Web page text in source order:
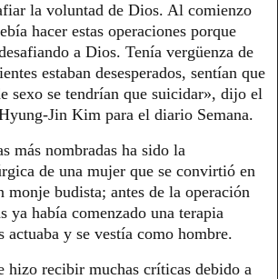
la voluntad de Dios. Al comienzo
hacer estas operaciones porque
a Dios. Tenía vergüenza de
estaban desesperados, sentían que
sexo se tendrían que suicidar», dijo el
Jin Kim para el diario Semana.
más nombradas ha sido la
de una mujer que se convirtió en
monje budista; antes de la operación
ya había comenzado una terapia
actuaba y se vestía como hombre.
hizo recibir muchas críticas debido a